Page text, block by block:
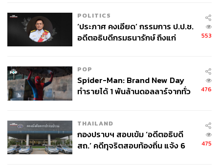
POLITICS
‘ประภาศ คงเอียด’ กรรมการ ป.ป.ช.
อดีตอธิบดีกรมธนารักษ์ ถึงแก่
553
POP
Spider-Man: Brand New Day
ทำรายได้ 1 พันล้านดอลลาร์จากทั่ว
476
THAILAND
กองปราบฯ สอบเข้ม ‘อดีตอธิบดี
สถ.’ คดีทุจริตสอบท้องถิ่น แจ้ง 6
475